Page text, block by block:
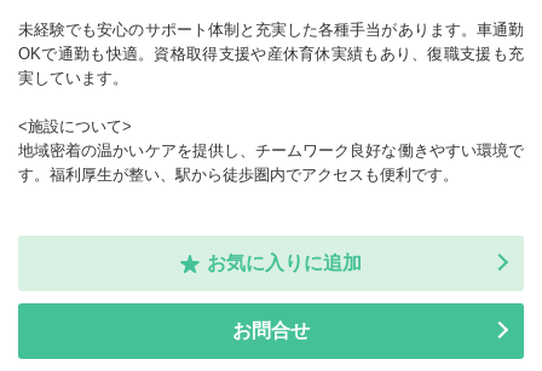
未経験でも安心のサポート体制と充実した各種手当があります。車通勤
OKで通勤も快適。資格取得支援や産休育休実績もあり、復職支援も充
実しています。
<施設について>
地域密着の温かいケアを提供し、チームワーク良好な働きやすい環境で
す。福利厚生が整い、駅から徒歩圏内でアクセスも便利です。
お気に入りに追加
お問合せ